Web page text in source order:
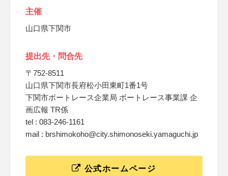
主催
山口県下関市
提出先・問合先
〒752-8511
山口県下関市長府松小田東町1番1号
下関市ボートレース企業局 ボートレース事業課 企
画広報 TR係
tel : 083-246-1161
mail : brshimokoho@city.shimonoseki.yamaguchi.jp
公式ホームページ